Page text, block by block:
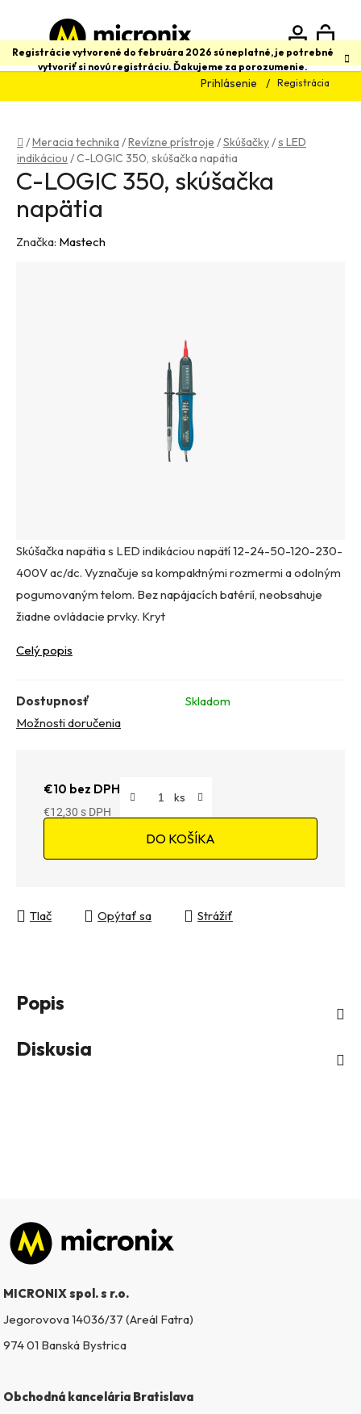
obsah
Registrácie vytvorené do februára 2026 sú neplatné, je potrebné
vytvoriť si novú registráciu. Ďakujeme za porozumenie.
Prihlásenie Registrácia
Hľadať
Domov
/Meracia technika /Revízne prístroje /Skúšačky/s LED
indikáciou /C-LOGIC 350, skúšačka napätia
Skúšačka napätia s LED indikáciou napätí 12-24-50-120-230-
400V ac/dc. Vyznačuje sa kompaktnými rozmermi a odolným
pogumovaným telom. Bez napájacích batérií, neobsahuje
žiadne ovládacie prvky. Kryt
Celý popis
Dostupnosť
Skladom
Možnosti doručenia
€10 bez DPH
€12,30
DO KOŠÍKA
Tlač Opýtať sa Strážiť
C-LOGIC 350, skúšačka
napätia
Značka: Mastech
Popis
Diskusia
Zápätie
MICRONIX spol. s r.o.
Jegorovova 14036/37 (Areál Fatra)
974 01 Banská Bystrica
Obchodná kancelária Bratislava